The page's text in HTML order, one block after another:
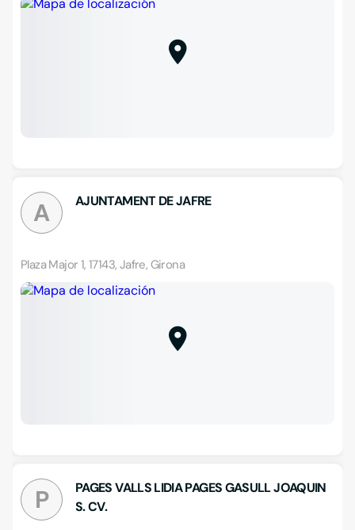
A AJUNTAMENT DE JAFRE
Plaza Major 1, 17143, Jafre, Girona
P
PAGES VALLS LIDIA PAGES GASULL JOAQUIN
S. CV.